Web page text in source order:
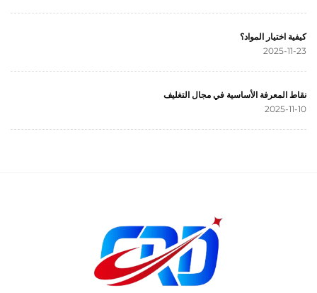
كيفية اختيار المواد؟
2025-11-23
نقاط المعرفة الأساسية في مجال التغليف
2025-11-10